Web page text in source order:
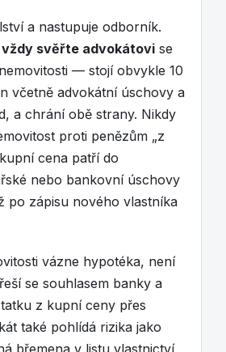
a nastupuje odborník.
vždy svěřte advokátovi se
— stojí obvykle 10
včetně advokátní úschovy a
a chrání obě strany. Nikdy
proti penězům „z
cena patří do
nebo bankovní úschovy
po zápisu nového vlastníka
vázne hypotéka, není
se souhlasem banky a
z kupní ceny přes
také pohlídá rizika jako